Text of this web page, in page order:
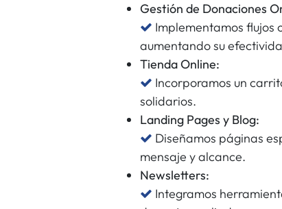
Gestión de Donaciones
Implementamos flujos
aumentando su
Tienda Online:
Incorporamos un
solidarios.
Landing Pages y Blog:
Diseñamos páginas
mensaje y alcance.
Newsletters:
Integramos